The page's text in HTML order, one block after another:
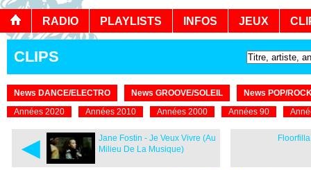
RADIO PLAYLISTS INFOS JEUX
CLIPS
News DANCE/ELECTRO News GROOVE/SOLEIL
News POP/
Années 2020
Années 2010 Années 2000 Années 90
◄
Jane Fostin - Je Veux Vivre (Au
Milieu De La Musique)